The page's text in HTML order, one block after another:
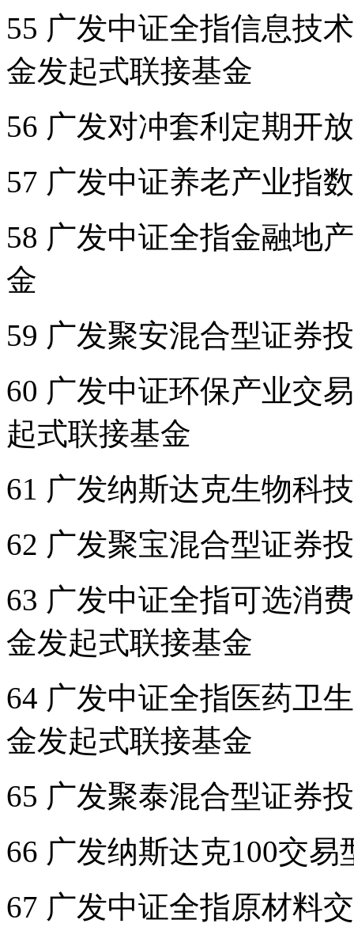
55 广发中证全指信息技
金发起式联接基金
56 广发对冲套利定期开
57 广发中证养老产业指
58 广发中证全指金融地
金
59 广发聚安混合型证券
60 广发中证环保产业交
起式联接基金
61 广发纳斯达克生物科
62 广发聚宝混合型证券
63 广发中证全指可选消
金发起式联接基金
64 广发中证全指医药卫
金发起式联接基金
65 广发聚泰混合型证券
66 广发纳斯达克100交
67 广发中证全指原材料